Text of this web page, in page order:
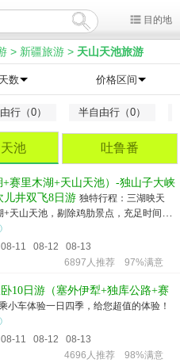
目的地
> 新疆旅游 > 天山天池旅游
数 价格区间
行（0） 半自由行（0）
池 吐鲁番
赛里木湖+天山天池）-独山子大峡
井双飞8日游 独特行程：三湖映天
+天山天池，剔除鸡肋景点，充足时间游
11 08-12 08-13
6897人推荐 97%满意
10日游（塞外伊犁+独库公路+赛
小车体验一日四季，给您超值的体验！
11 08-12 08-13
4696人推荐 98%满意